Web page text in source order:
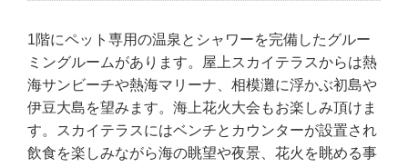
1階にペット専用の温泉とシャワーを完備したグルー
ミングルームがあります。屋上スカイテラスからは熱
海サンビーチや熱海マリーナ、相模灘に浮かぶ初島や
伊豆大島を望みます。海上花火大会もお楽しみ頂けま
す。スカイテラスにはベンチとカウンターが設置され
飲食を楽しみながら海の眺望や夜景、花火を眺める事